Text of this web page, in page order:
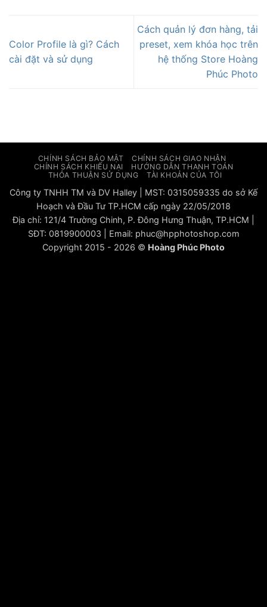
Color Profile là gì? Cách
cài đặt và sử dụng
Cách quản lý đơn hàng, tải
preset, xem khóa học trên
hệ thống Store Hoàng
Phúc Photo
CHÍNH SÁCH BẢO MẬT
CHÍNH SÁCH GIAO NHẬN
CHÍNH SÁCH KHIẾU NẠI
HƯỚNG DẪN THANH TOÁN
THỎA THUẬN SỬ DỤNG
TÀI KHOẢN CỦA TÔI
Công ty TNHH TM và DV Halley | MST: 0315059335 do sở Kế
Hoạch và Đầu Tư TP.HCM cấp ngày 22/05/2018
Địa chỉ: 121/4 Trường Chinh, P. Đông Hưng Thuận, TP.HCM |
SĐT: 0819900003 | Email: phuc@hpphotoshop.com
Copyright 2015 - 2026 © Hoàng Phúc Photo